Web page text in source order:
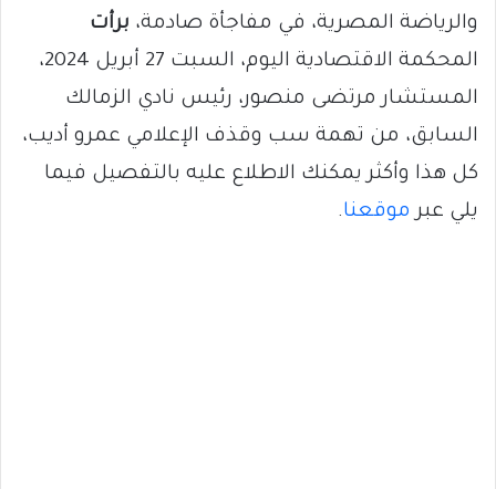
والرياضة المصرية، في مفاجأة صادمة، برأت
المحكمة الاقتصادية اليوم، السبت 27 أبريل 2024،
المستشار مرتضى منصور، رئيس نادي الزمالك
السابق، من تهمة سب وقذف الإعلامي عمرو أديب،
كل هذا وأكثر يمكنك الاطلاع عليه بالتفصيل فيما
يلي عبر موقعنا.